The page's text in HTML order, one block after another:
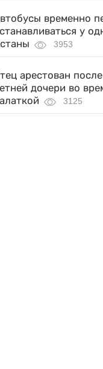
временно
у
3953
арестован
дочери во
3125